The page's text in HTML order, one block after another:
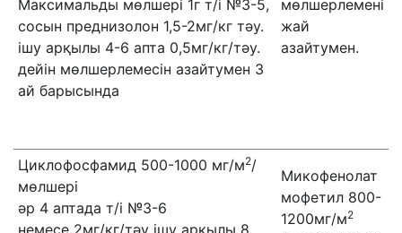
Максимальды мөлшері 1г т/і №3-5,
сосын преднизолон 1,5-2мг/кг тәу.
ішу арқылы 4-6 апта 0,5мг/кг/тәу.
дейін мөлшерлемесін азайтумен 3
ай барысында
мөлшерлемені
жай
азайтумен.
Циклофосфамид 500-1000 мг/м2/
мөлшері
әр 4 аптада т/і №3-6
немесе 2мг/кг/тәу ішу арқылы 8
Микофенолат
мофетил 800-
1200мг/м2